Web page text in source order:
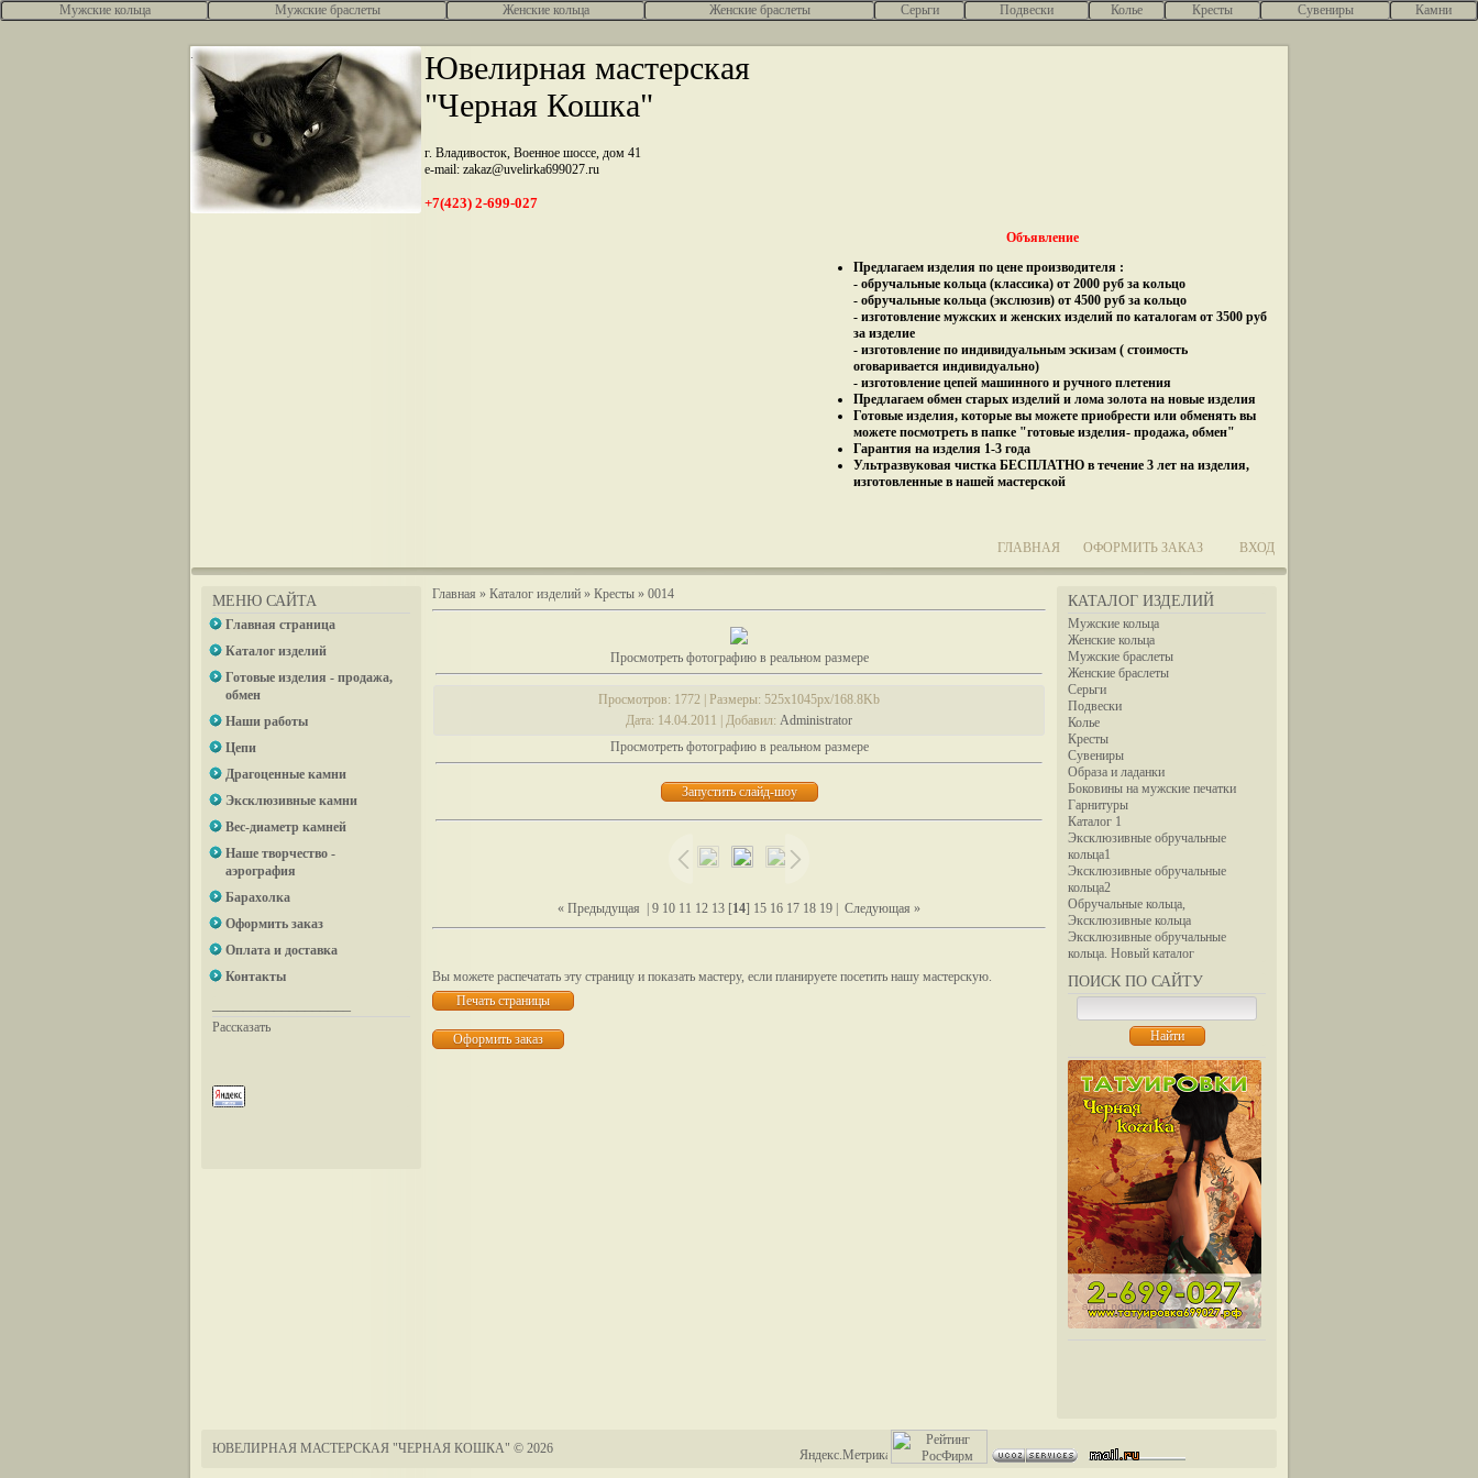
Мужские кольца Мужские браслеты Женcкие кольца Женские браслеты Серьги Подвески Колье Кресты Сувениры Камни
.
Ювелирная мастерская
"Черная Кошка"
г. Владивосток, Военное шоссе, дом 41
e-mail: zakaz@uvelirka699027.ru
+7(423) 2-699-027
Объявление
Предлагаем изделия по цене производителя :
- обручальные кольца (классика) от 2000 руб за кольцо
- обручальные кольца (экслюзив) от 4500 руб за кольцо
- изготовление мужских и женских изделий по каталогам от 3500 руб
за изделие
- изготовление по индивидуальным эскизам ( стоимость
оговаривается индивидуально)
- изготовление цепей машинного и ручного плетения
Предлагаем обмен старых изделий и лома золота на новые изделия
Готовые изделия, которые вы можете приобрести или обменять вы
можете посмотреть в папке "готовые изделия- продажа, обмен"
Гарантия на изделия 1-3 года
Ультразвуковая чистка БЕСПЛАТНО в течение 3 лет на изделия,
изготовленные в нашей мастерской
ГЛАВНАЯ ОФОРМИТЬ ЗАКАЗ ВХОД
МЕНЮ САЙТА
Главная страница
Каталог изделий
Готовые изделия - продажа,
обмен
Наши работы
Цепи
Драгоценные камни
Эксклюзивные камни
Вес-диаметр камней
Наше творчество -
аэрография
Барахолка
Оформить заказ
Оплата и доставка
Контакты
Рассказать
КАТАЛОГ ИЗДЕЛИЙ
Мужские кольца
Женские кольца
Мужские браслеты
Женские браслеты
Серьги
Подвески
Колье
Кресты
Сувениры
Образа и ладанки
Боковины на мужские печатки
Гарнитуры
Каталог 1
Эксклюзивные обручальные
кольца1
Эксклюзивные обручальные
кольца2
Обручальные кольца,
Эксклюзивные кольца
Эксклюзивные обручальные
кольца. Новый каталог
ПОИСК ПО САЙТУ
Главная » Каталог изделий » Кресты » 0014
Просмотреть фотографию в реальном размере
Просмотров: 1772 | Размеры: 525x1045px/168.8Kb
Дата: 14.04.2011 | Добавил: Administrator
Просмотреть фотографию в реальном размере
« Предыдущая 9 10 11 12 13 [14] 15 16 17 18 19 Следующая »
Вы можете распечатать эту страницу и показать мастеру, если планируете посетить нашу мастерскую.
ЮВЕЛИРНАЯ МАСТЕРСКАЯ "ЧЕРНАЯ КОШКА" © 2026